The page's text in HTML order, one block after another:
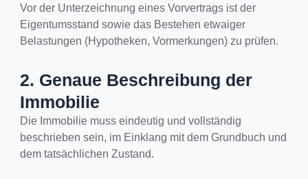
Vor der Unterzeichnung eines Vorvertrags ist der
Eigentumsstand sowie das Bestehen etwaiger
Belastungen (Hypotheken, Vormerkungen) zu prüfen.
2. Genaue Beschreibung der
Immobilie
Die Immobilie muss eindeutig und vollständig
beschrieben sein, im Einklang mit dem Grundbuch und
dem tatsächlichen Zustand.